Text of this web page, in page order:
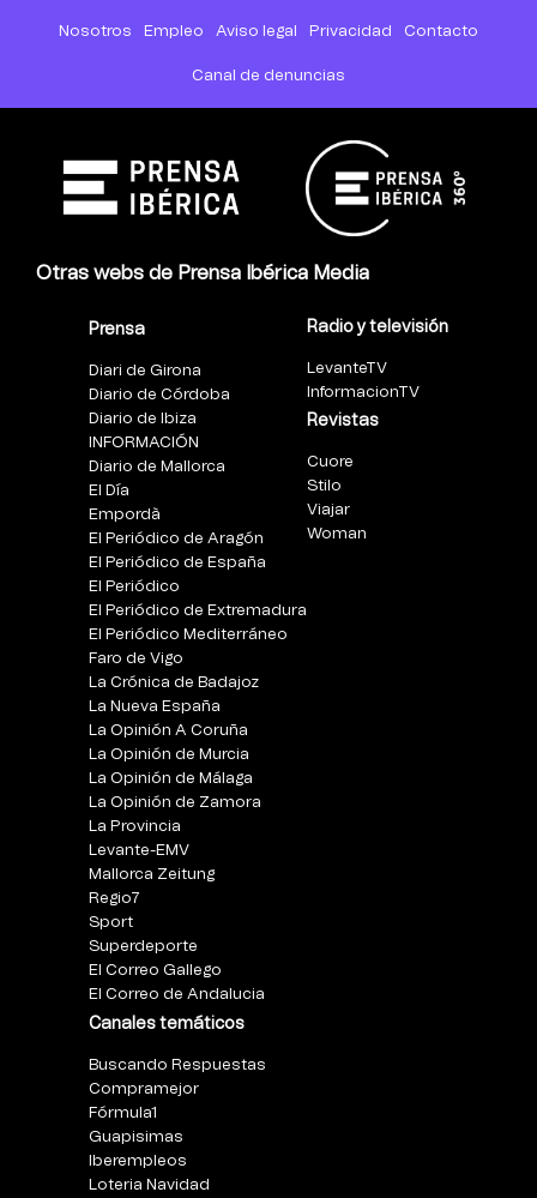
Nosotros Empleo Aviso legal Privacidad Contacto
Canal de denuncias
Otras webs de Prensa Ibérica Media
Prensa
Diari de Girona
Diario de Córdoba
Diario de Ibiza
INFORMACIÓN
Diario de Mallorca
El Día
Empordà
El Periódico de Aragón
El Periódico de España
El Periódico
El Periódico de Extremadura
El Periódico Mediterráneo
Faro de Vigo
La Crónica de Badajoz
La Nueva España
La Opinión A Coruña
La Opinión de Murcia
La Opinión de Málaga
La Opinión de Zamora
La Provincia
Levante-EMV
Mallorca Zeitung
Regio7
Sport
Superdeporte
El Correo Gallego
El Correo de Andalucia
Canales temáticos
Buscando Respuestas
Compramejor
Fórmula1
Guapisimas
Iberempleos
Loteria Navidad
Radio y televisión
LevanteTV
InformacionTV
Revistas
Cuore
Stilo
Viajar
Woman